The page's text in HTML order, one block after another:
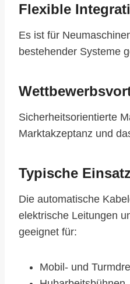
Flexible
Es ist für
bestehender Systeme
Sicherheitsorientierte
Marktakzeptanz und
Typische
Die automatische
elektrische Leitungen
geeignet für:
Mobil- und